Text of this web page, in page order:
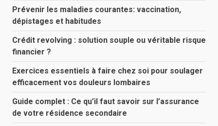
Prévenir les maladies courantes: vaccination,
dépistages et habitudes
Crédit revolving : solution souple ou véritable risque
financier ?
Exercices essentiels à faire chez soi pour soulager
efficacement vos douleurs lombaires
Guide complet : Ce qu’il faut savoir sur l’assurance
de votre résidence secondaire